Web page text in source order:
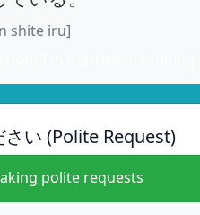
shite iru]
さい (Polite Request)
polite requests